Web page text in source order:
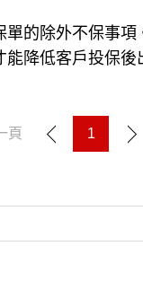
的除外不保事
降低客戶投保後
頁 1